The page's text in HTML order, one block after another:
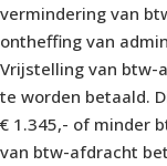
vermindering van
ontheffing van
Vrijstelling van btw-
te worden betaald.
€ 1.345,- of minder
van btw-afdracht